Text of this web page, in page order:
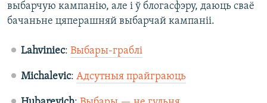
выбарчую кампанію, але і ў блогасфэру, даюць сваё
бачаньне цяперашняй выбарчай кампаніі.
Lahviniec: Выбары-граблі
Michalevic: Адсутныя прайграюць